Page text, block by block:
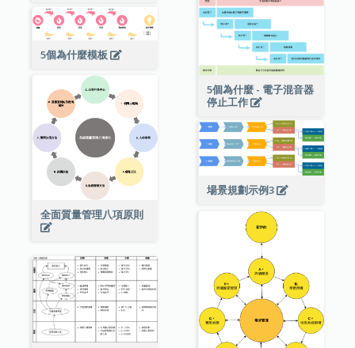
5個為什麼 - 電子混音器
停止工作
5個為什麼模板
全面質量管理八項原則
場景規劃示例3